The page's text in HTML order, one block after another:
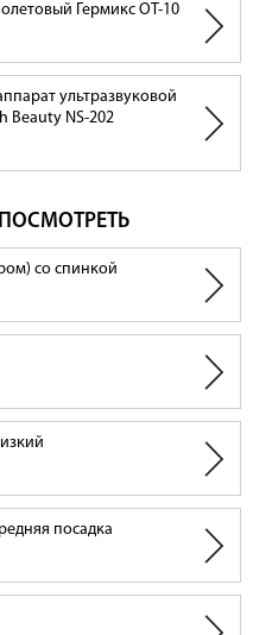
Гермикс ОТ-10
ультразвуковой
Beauty NS-202
со спинкой
посадка